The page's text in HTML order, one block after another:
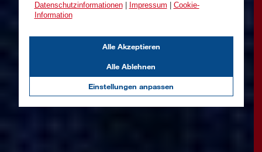
Datenschutzinformationen| Impressum
Cookie-
Information
Einstellungen anpassen
Alle Ablehnen
Alle Akzeptieren